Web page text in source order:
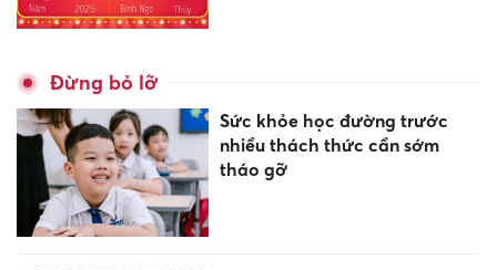
Đừng bỏ lỡ
Sức khỏe học đường trước
nhiều thách thức cần sớm
tháo gỡ